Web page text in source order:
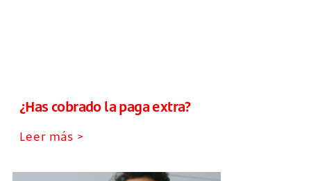
¿Has cobrado la paga extra?
Leer más >